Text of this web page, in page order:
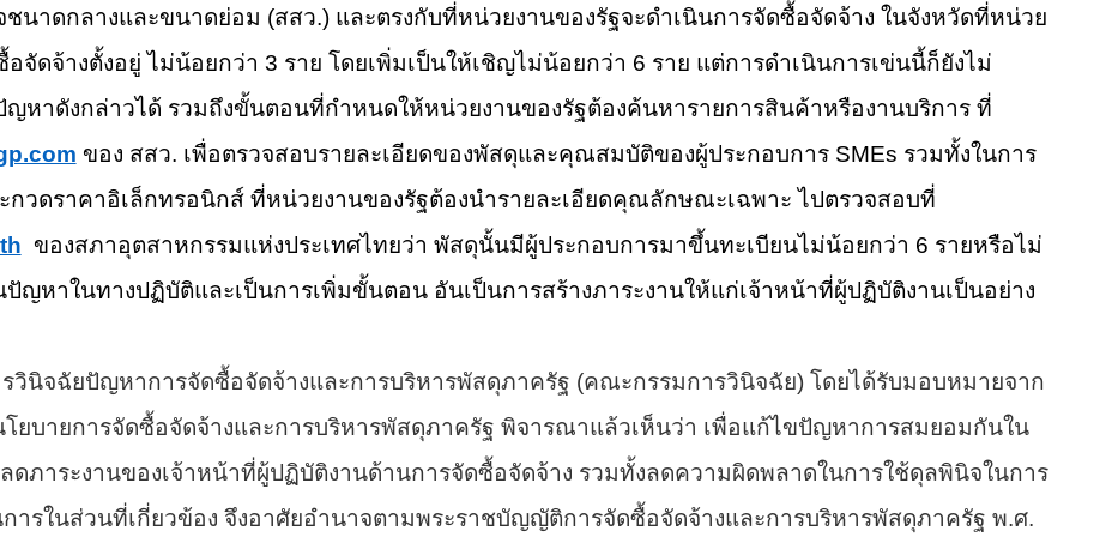
ชนาดกลางและขนาดย่อม (สสว.) และตรงกับที่หน่วยงานของรัฐจะดำเนินการจัดซื้อจัดจ้าง ในจังหวัดที่หน่วย
อจัดจ้างตั้งอยู่ ไม่น้อยกว่า 3 ราย โดยเพิ่มเป็นให้เชิญไม่น้อยกว่า 6 ราย แต่การดำเนินการเข่นนี้ก็ยังไม่
ญหาดังกล่าวได้ รวมถึงขั้นตอนที่กำหนดให้หน่วยงานของรัฐต้องค้นหารายการสินค้าหรืองานบริการ ที่
ของ สสว. เพื่อตรวจสอบรายละเอียดของพัสดุและคุณสมบัติของผู้ประกอบการ SMEs รวมทั้งในการ
กวดราคาอิเล็กทรอนิกส์ ที่หน่วยงานของรัฐต้องนำรายละเอียดคุณลักษณะเฉพาะ ไปตรวจสอบที่
ของสภาอุตสาหกรรมแห่งประเทศไทยว่า พัสดุนั้นมีผู้ประกอบการมาขึ้นทะเบียนไม่น้อยกว่า 6 รายหรือไม่
ปัญหาในทางปฏิบัติและเป็นการเพิ่มขั้นตอน อันเป็นการสร้างภาระงานให้แก่เจ้าหน้าที่ผู้ปฏิบัติงานเป็นอย่าง
นิจฉัยปัญหาการจัดซื้อจัดจ้างและการบริหารพัสดุภาครัฐ (คณะกรรมการวินิจฉัย) โดยได้รับมอบหมายจาก
ยบายการจัดซื้อจัดจ้างและการบริหารพัสดุภาครัฐ พิจารณาแล้วเห็นว่า เพื่อแก้ไขปัญหาการสมยอมกันใน
ดภาระงานของเจ้าหน้าที่ผู้ปฏิบัติงานด้านการจัดซื้อจัดจ้าง รวมทั้งลดความผิดพลาดในการใช้ดุลพินิจในการ
ารในส่วนที่เกี่ยวข้อง จึงอาศัยอำนาจตามพระราชบัญญัติการจัดซื้อจัดจ้างและการบริหารพัสดุภาครัฐ พ.ศ.